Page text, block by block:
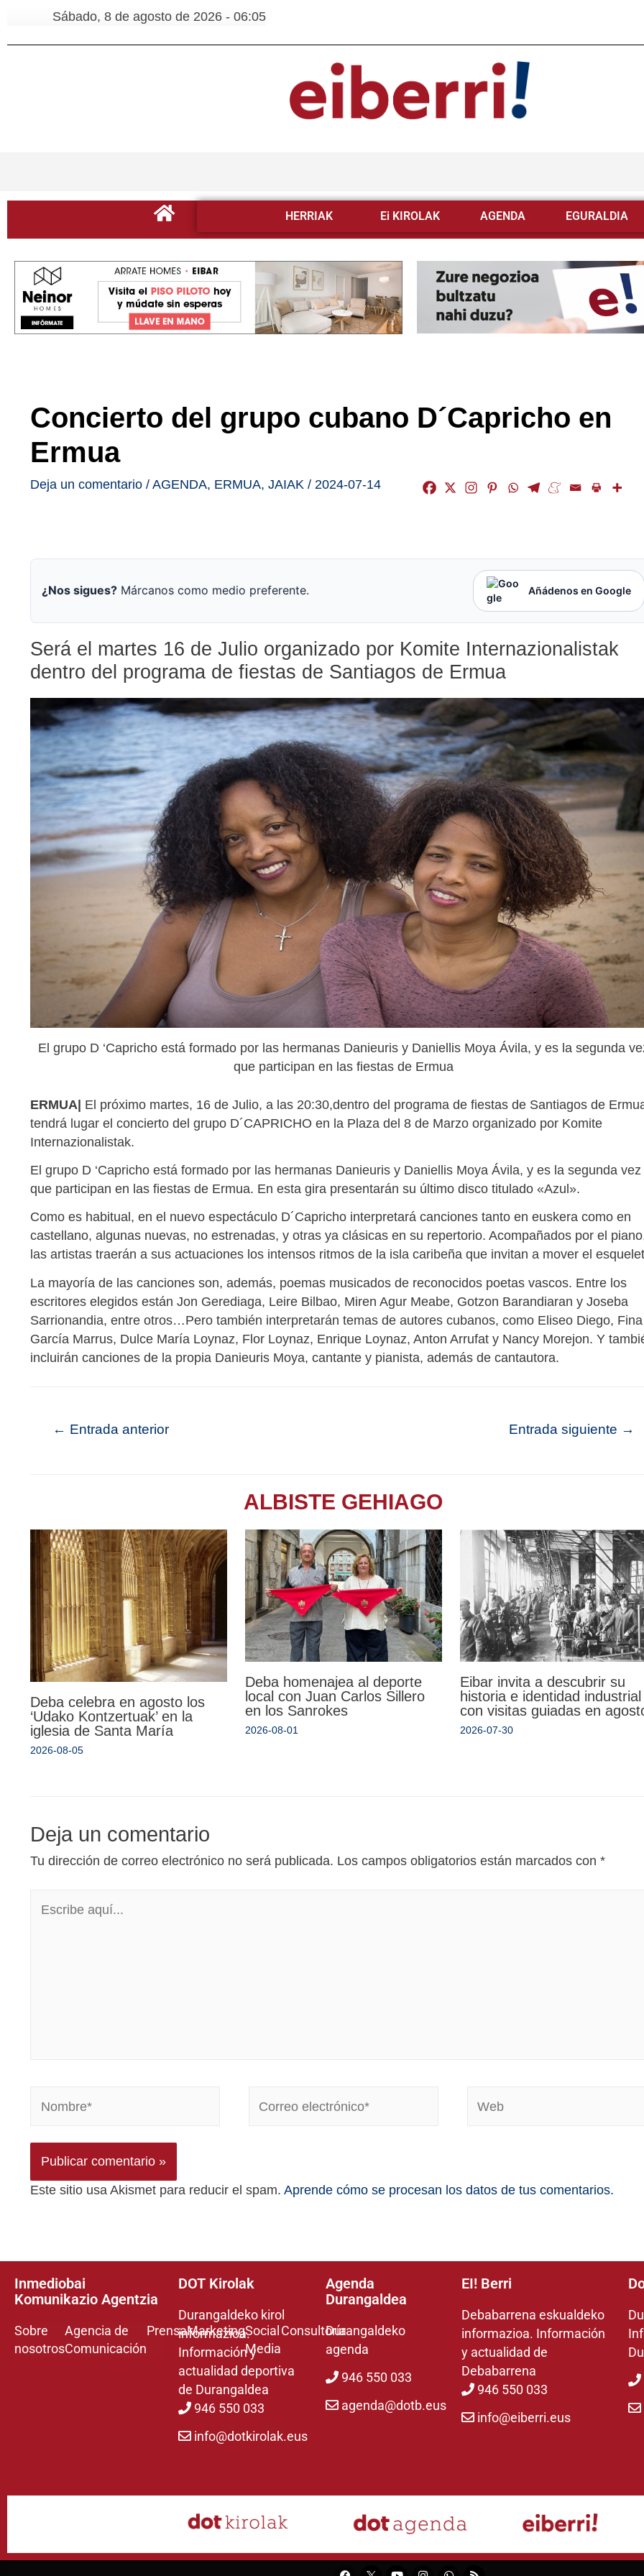
Sábado, 8 de agosto de 2026 - 06:05
HERRIAK Ei KIROLAK AGENDA EGURALDIA
Concierto del grupo cubano D´Capricho en
Ermua
Deja un comentario / AGENDA, ERMUA, JAIAK / 2024-07-14
¿Nos sigues? Márcanos como medio preferente. Añádenos en Google
Será el martes 16 de Julio organizado por Komite Internazionalistak
dentro del programa de fiestas de Santiagos de Ermua
El grupo D ‘Capricho está formado por las hermanas Danieuris y Daniellis Moya Ávila, y es la segunda
que participan en las fiestas de Ermua
ERMUA| El próximo martes, 16 de Julio, a las 20:30,dentro del programa de fiestas de Santiagos de
tendrá lugar el concierto del grupo D´CAPRICHO en la Plaza del 8 de Marzo organizado por Komite
Internazionalistak.
El grupo D ‘Capricho está formado por las hermanas Danieuris y Daniellis Moya Ávila, y es la segunda vez
que participan en las fiestas de Ermua. En esta gira presentarán su último disco titulado «Azul».
Como es habitual, en el nuevo espectáculo D´Capricho interpretará canciones tanto en euskera como en
castellano, algunas nuevas, no estrenadas, y otras ya clásicas en su repertorio. Acompañados por el
las artistas traerán a sus actuaciones los intensos ritmos de la isla caribeña que invitan a mover el
La mayoría de las canciones son, además, poemas musicados de reconocidos poetas vascos. Entre los
escritores elegidos están Jon Gerediaga, Leire Bilbao, Miren Agur Meabe, Gotzon Barandiaran y Joseba
Sarrionandia, entre otros…Pero también interpretarán temas de autores cubanos, como Eliseo Diego, Fina
García Marrus, Dulce María Loynaz, Flor Loynaz, Enrique Loynaz, Anton Arrufat y Nancy Morejon. Y
incluirán canciones de la propia Danieuris Moya, cantante y pianista, además de cantautora.
← Entrada anterior Entrada siguiente →
ALBISTE GEHIAGO
Deba celebra en agosto los
‘Udako Kontzertuak’ en la
iglesia de Santa María
2026-08-05
Deba homenajea al deporte
local con Juan Carlos Sillero
en los Sanrokes
2026-08-01
Eibar invita a descubrir su
historia e identidad industrial
con visitas guiadas en
2026-07-30
Deja un comentario
Tu dirección de correo electrónico no será publicada. Los campos obligatorios están marcados con *
Este sitio usa Akismet para reducir el spam. Aprende cómo se procesan los datos de tus comentarios.
Inmediobai
Komunikazio Agentzia
Sobre
nosotros
Agencia de
Comunicación
PrensaMarketingSocial
Media
Consultoría
DOT Kirolak
Durangaldeko kirol
informazioa.
Información y
actualidad deportiva
de Durangaldea
946 550 033
info@dotkirolak.eus
Agenda
Durangaldea
Durangaldeko
agenda
946 550 033
agenda@dotb.eus
EI! Berri
Debabarrena eskualdeko
informazioa. Información
y actualidad de
Debabarrena
946 550 033
info@eiberri.eus